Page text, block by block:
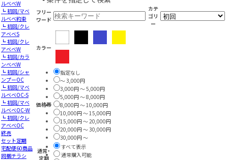
ルベベW
┗ 初回/マベ
ルベベ約束
┗ 初回/クレ
アベベS
┗ 初回/クレ
アベベW
┗ 初回/カラ
ンベベW
┗ 初回/シャ
ンプーOC
┗ 初回/マベ
ルベベOC-S
┗ 初回/マベ
ルベベOC-W
┗ 初回/クレ
アベベOC
終売
セット定期
宅配便60商品
同梱チラシ
フリー
ワード
カテ
ゴリ
ー
カラー
価格帯
指定なし
～ 3,000円
3,000円 ～ 5,000円
5,000円 ～ 8,000円
8,000円 ～ 10,000円
10,000円 ～ 15,000円
15,000円 ～ 20,000円
20,000円 ～ 30,000円
30,000円 ～
通常・
定期
すべて表示
通常購入可能